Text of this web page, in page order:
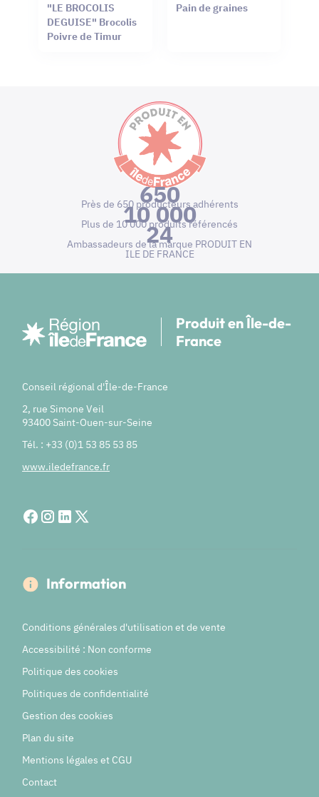
"LE BROCOLIS
DEGUISE" Brocolis
Poivre de Timur
Pain de graines
650
Près de 650 producteurs adhérents
10 000
Plus de 10 000 produits référencés
24
Ambassadeurs de la marque PRODUIT EN
ILE DE FRANCE
Produit en Île-de-
France
Conseil régional d'Île-de-France
2, rue Simone Veil
93400 Saint-Ouen-sur-Seine
Tél. : +33 (0)1 53 85 53 85
www.iledefrance.fr
Information
Conditions générales d'utilisation et de vente
Accessibilité : Non conforme
Politique des cookies
Politiques de confidentialité
Gestion des cookies
Plan du site
Mentions légales et CGU
Contact